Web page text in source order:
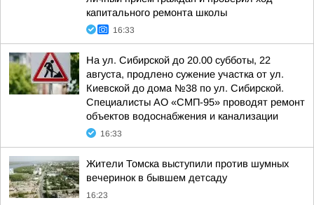
капитального ремонта школы
16:33
На ул. Сибирской до 20.00 субботы, 22
августа, продлено сужение участка от ул.
Киевской до дома №38 по ул. Сибирской.
Специалисты АО «СМП-95» проводят ремонт
объектов водоснабжения и канализации
16:33
Жители Томска выступили против шумных
вечеринок в бывшем детсаду
16:23